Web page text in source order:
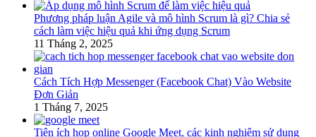
Phương pháp luận Agile và mô hình Scrum là gì? Chia sẻ
cách làm việc hiệu quả khi ứng dụng Scrum
11 Tháng 2, 2025
Cách Tích Hợp Messenger (Facebook Chat) Vào Website
Đơn Giản
1 Tháng 7, 2025
Tiện ích họp online Google Meet, các kinh nghiệm sử dụng